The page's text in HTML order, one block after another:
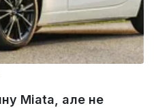
Miata, але не